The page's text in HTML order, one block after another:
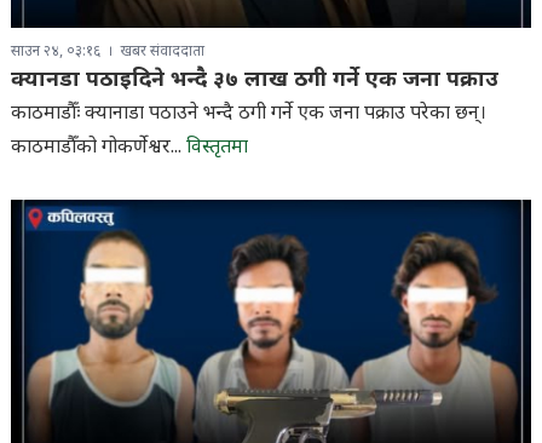
साउन २४, ०३:१६ खबर संवाददाता
क्यानडा पठाइदिने भन्दै ३७ लाख ठगी गर्ने एक जना पक्राउ
काठमाडौँः क्यानाडा पठाउने भन्दै ठगी गर्ने एक जना पक्राउ परेका छन्।
काठमाडौँको गोकर्णेश्वर... विस्तृतमा